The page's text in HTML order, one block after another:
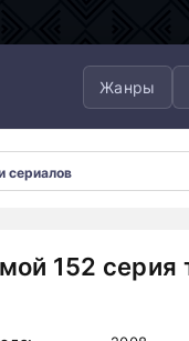
Жанры
152 серия